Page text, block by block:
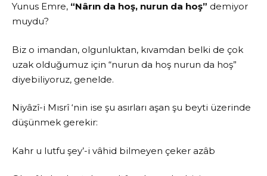
Yunus Emre, “Nârın da hoş, nurun da hoş” demiyor
muydu?
Biz o imandan, olgunluktan, kıvamdan belki de çok
uzak olduğumuz için “nurun da hoş nurun da hoş”
diyebiliyoruz, genelde.
Niyâzî-i Mısrî ‘nin ise şu asırları aşan şu beyti üzerinde
düşünmek gerekir:
Kahr u lutfu şey’-i vâhid bilmeyen çeker azâb